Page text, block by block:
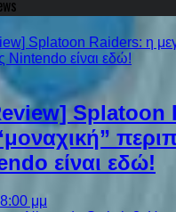
Splatoon
είναι εδώ!
μμ